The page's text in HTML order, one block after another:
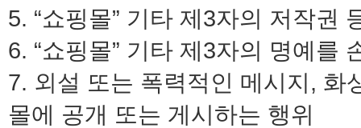
5. “쇼핑몰” 기타 제3자의 저작권
6. “쇼핑몰” 기타 제3자의 명예를
7. 외설 또는 폭력적인 메시지, 화
몰에 공개 또는 게시하는 행위